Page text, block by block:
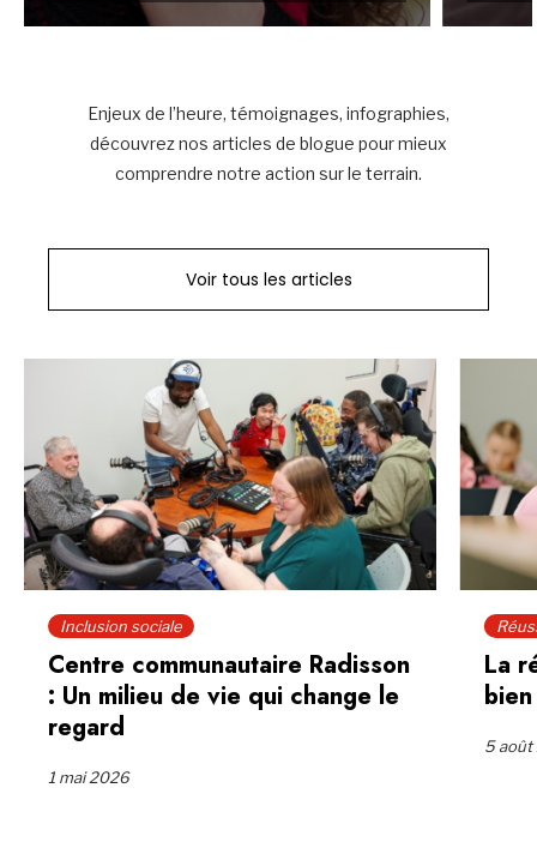
Enjeux de l’heure, témoignages, infographies,
découvrez nos articles de blogue pour mieux
comprendre notre action sur le terrain.
Voir tous les articles
Inclusion sociale
Centre communautaire Radisson
: Un milieu de vie qui change le
regard
1 mai 2026
La
5 août